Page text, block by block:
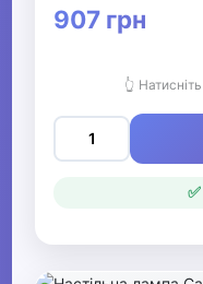
907 грн
👆